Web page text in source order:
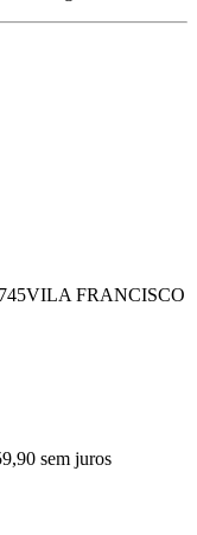
VILA FRANCISCO
sem juros